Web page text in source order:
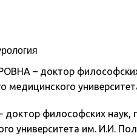
– доктор философских
медицинского
философских наук,
университета им. И.И.